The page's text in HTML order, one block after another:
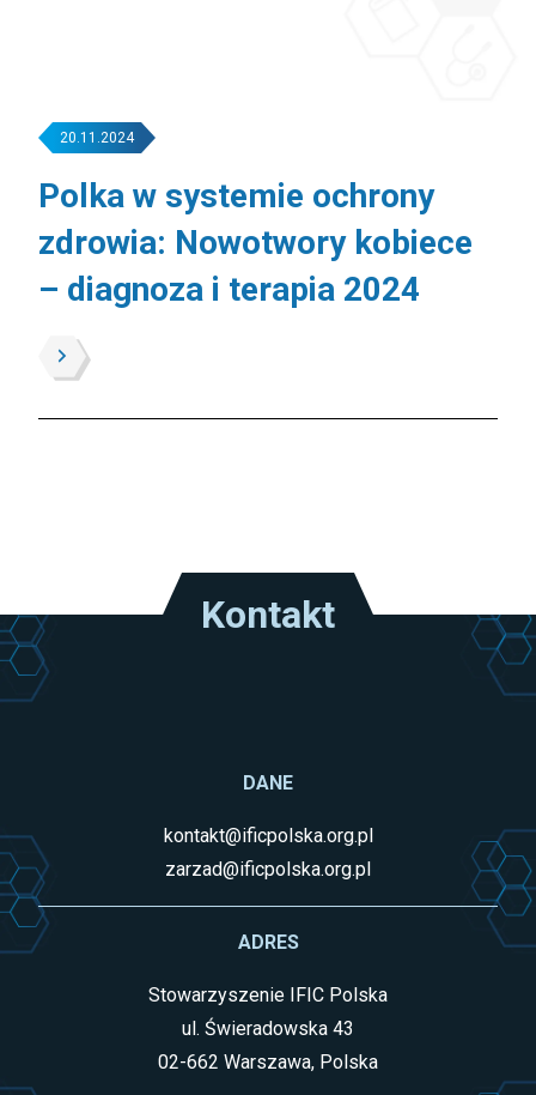
20.11.2024
Polka w systemie ochrony
zdrowia: Nowotwory kobiece
– diagnoza i terapia 2024
Kontakt
DANE
kontakt@ificpolska.org.pl
zarzad@ificpolska.org.pl
ADRES
Stowarzyszenie IFIC Polska
ul. Świeradowska 43
02-662 Warszawa, Polska